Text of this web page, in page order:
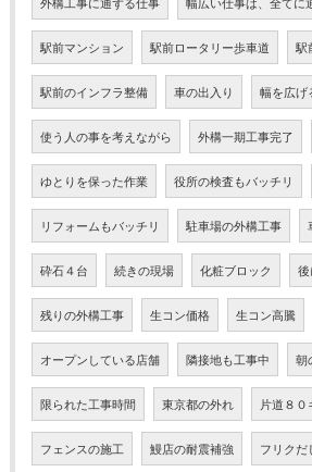
駅前マンション 駅前ロータリー歩車道 駅
駅前のインフラ整備 車の出入り 幅を広げ
使う人の事を考えながら 外構一期工事完了
ゆとりを保った作業 役所の検査もバッチリ
リフォームもバッチリ 駐車場の外構工事
砕石４台 続きの現場 化粧ブロック
残りの外構工事 生コン価格 生コン高騰
オープンしている店舗 隣接地も工事中 朝
限られた工事時間 東京都の外れ 片道８０
フェンスの施工 鰻店の耐震補強 フリクだ